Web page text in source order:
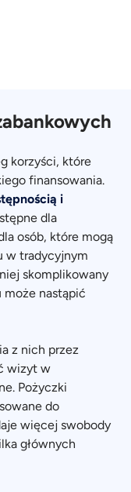
korzyści, które
finansowania.
i
dla
osób, które mogą
w tradycyjnym
skomplikowany
może nastąpić
z nich przez
wizyt w
Pożyczki
do
więcej swobody
głównych